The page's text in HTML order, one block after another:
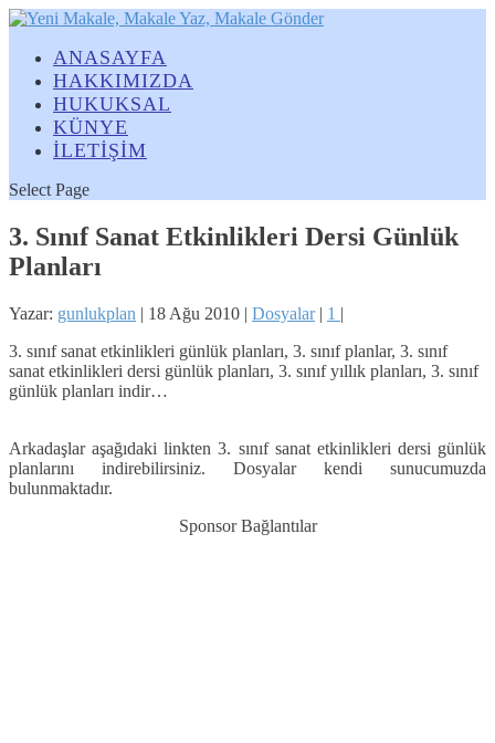
ANASAYFA
HAKKIMIZDA
HUKUKSAL
KÜNYE
İLETİŞİM
Select Page
3. Sınıf Sanat Etkinlikleri Dersi Günlük
Planları
Yazar: gunlukplan | 18 Ağu 2010 | Dosyalar| 1 |
3. sınıf sanat etkinlikleri günlük planları, 3. sınıf planlar, 3. sınıf
sanat etkinlikleri dersi günlük planları, 3. sınıf yıllık planları, 3. sınıf
günlük planları indir…
Arkadaşlar aşağıdaki linkten 3. sınıf sanat etkinlikleri dersi günlük
planlarını indirebilirsiniz. Dosyalar kendi sunucumuzda
bulunmaktadır.
Sponsor Bağlantılar